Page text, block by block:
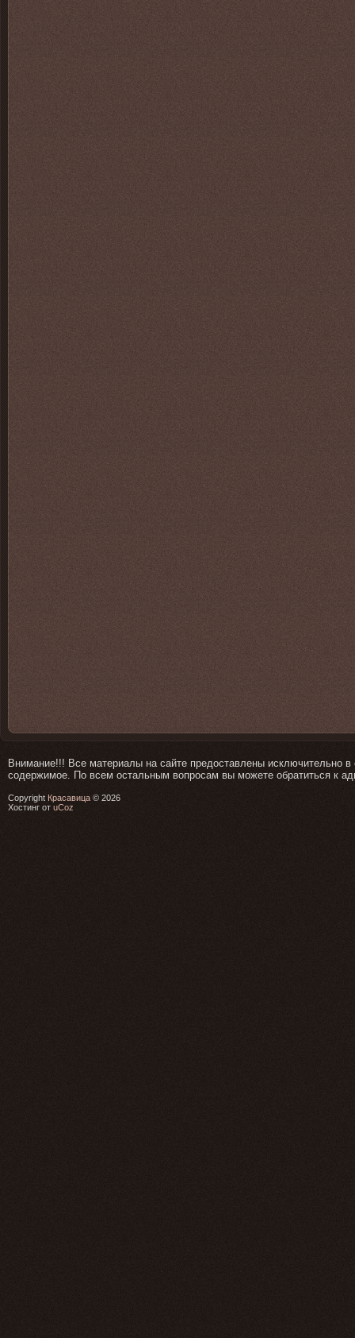
Внимание!!! Все материалы на сайте предоставлены исключительно в
содержимое. По всем остальным вопросам вы можете обратиться к
Copyright Красавица © 2026
Хостинг от uCoz